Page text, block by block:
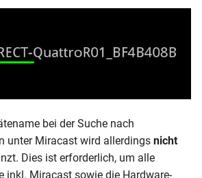
bei der Suche nach
unter Miracast wird allerdings nicht
Dies ist erforderlich, um alle
inkl. Miracast sowie die Hardware-